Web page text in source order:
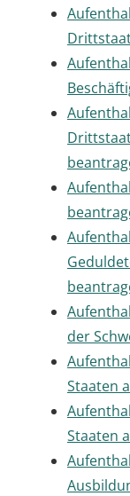
der
Staaten
Staaten